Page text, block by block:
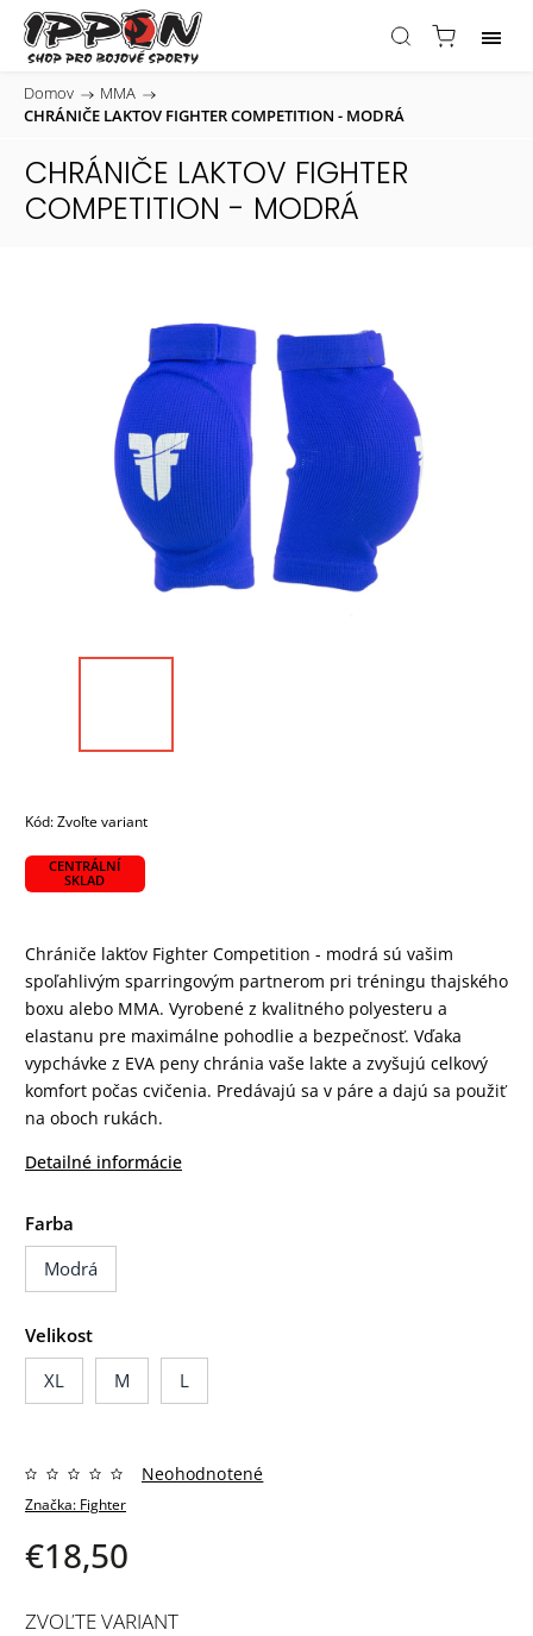
Domov / MMA /
CHRÁNIČE LAKTOV FIGHTER COMPETITION - MODRÁ
CHRÁNIČE LAKTOV FIGHTER
COMPETITION - MODRÁ
Kód:Zvoľte variant
CENTRÁLNÍ
SKLAD
Chrániče lakťov Fighter Competition - modrá sú vašim
spoľahlivým sparringovým partnerom pri tréningu thajského
boxu alebo MMA. Vyrobené z kvalitného polyesteru a
elastanu pre maximálne pohodlie a bezpečnosť. Vďaka
vypchávke z EVA peny chránia vaše lakte a zvyšujú celkový
komfort počas cvičenia. Predávajú sa v páre a dajú sa použiť
na oboch rukách.
Detailné informácie
Farba
Modrá
Velikost
XL
M L
Značka: Fighter
Neohodnotené
€18,50
ZVOĽTE VARIANT